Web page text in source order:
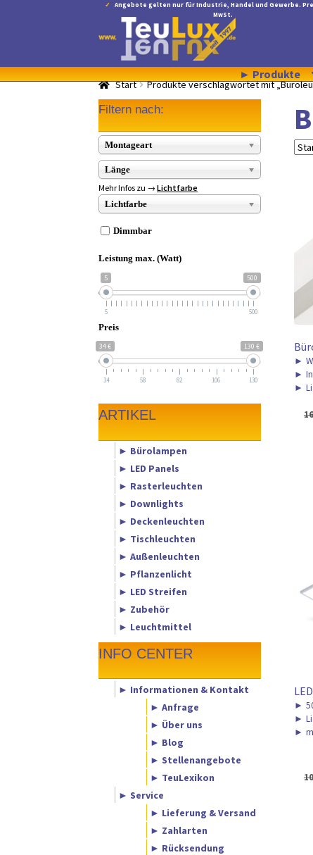
Angebote gelten nur für Industrie, Handel und Gewerbe.
MwSt.
Navigation
springen
Inhalt
springen
► Produkte
Start Produkte verschlagwortet mit
►
►
►
►
►
►
Filtern nach:
Montageart
Länge
Mehr Infos zu →Lichtfarbe
Lichtfarbe
Dimmbar
Leistung max. (Watt)
5 500
5 500
Preis
34 € 130 €
34 58 82 106 130
ARTIKEL
► Bürolampen
► LED Panels
► Rasterleuchten
► Downlights
► Deckenleuchten
► Tischleuchten
► Außenleuchten
► Pflanzenlicht
► LED Streifen
► Zubehör
► Leuchtmittel
INFO CENTER
► Informationen & Kontakt
► Anfrage
► Über uns
► Blog
► Stellenangebote
► TeuLexikon
► Service
► Lieferung & Versand
► Zahlarten
► Rücksendung